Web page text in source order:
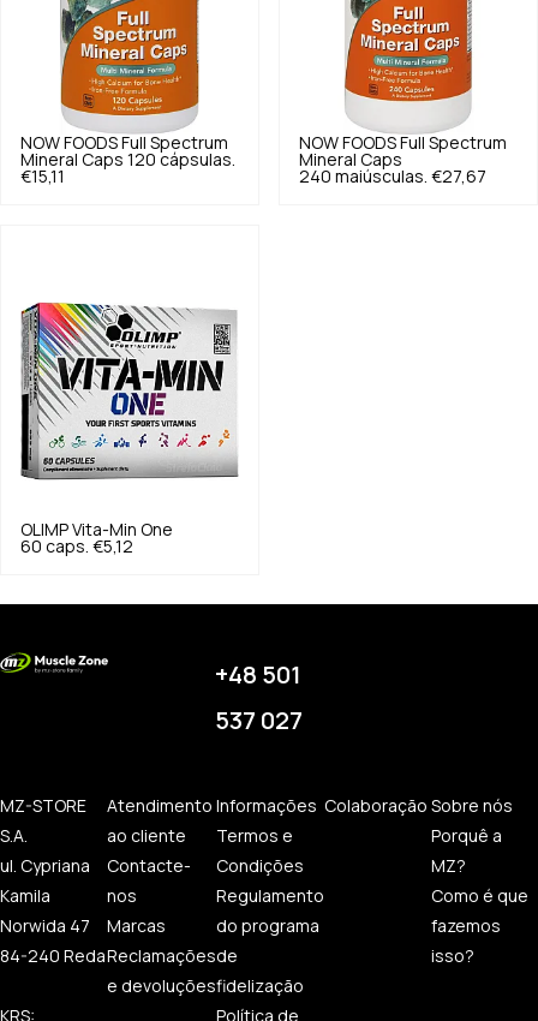
NOW FOODS Full Spectrum
Mineral Caps 120 cápsulas.
€15,11
NOW FOODS Full Spectrum
Mineral Caps
240 maiúsculas. €27,67
OLIMP Vita-Min One
60 caps. €5,12
+48 501
537 027
MZ-STORE
S.A.
ul. Cypriana
Kamila
Norwida 47
84-240 Reda
KRS:
Atendimento
ao cliente
Contacte-
nos
Marcas
Reclamações
e devoluções
Informações
Termos e
Condições
Regulamento
do programa
de
fidelização
Política de
Colaboração Sobre nós
Porquê a
MZ?
Como é que
fazemos
isso?